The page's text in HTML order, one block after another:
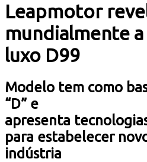
Leapmotor
mundialmente
luxo D99
Modelo tem como
“D” e
apresenta
para estabelecer
indústria